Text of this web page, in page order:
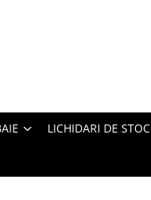
LICHIDARI DE STOC